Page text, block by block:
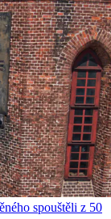
spouštěli z 50